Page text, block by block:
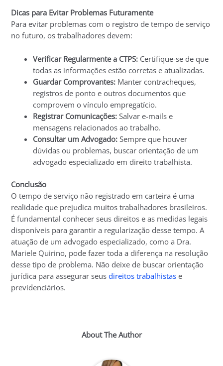
Dicas para Evitar Problemas Futuramente
Para evitar problemas com o registro de tempo de serviço
no futuro, os trabalhadores devem:
Verificar Regularmente a CTPS: Certifique-se de que
todas as informações estão corretas e atualizadas.
Guardar Comprovantes: Manter contracheques,
registros de ponto e outros documentos que
comprovem o vínculo empregatício.
Registrar Comunicações: Salvar e-mails e
mensagens relacionados ao trabalho.
Consultar um Advogado: Sempre que houver
dúvidas ou problemas, buscar orientação de um
advogado especializado em direito trabalhista.
Conclusão
O tempo de serviço não registrado em carteira é uma
realidade que prejudica muitos trabalhadores brasileiros.
É fundamental conhecer seus direitos e as medidas legais
disponíveis para garantir a regularização desse tempo. A
atuação de um advogado especializado, como a Dra.
Mariele Quirino, pode fazer toda a diferença na resolução
desse tipo de problema. Não deixe de buscar orientação
jurídica para assegurar seusdireitos trabalhistas e
previdenciários.
About The Author